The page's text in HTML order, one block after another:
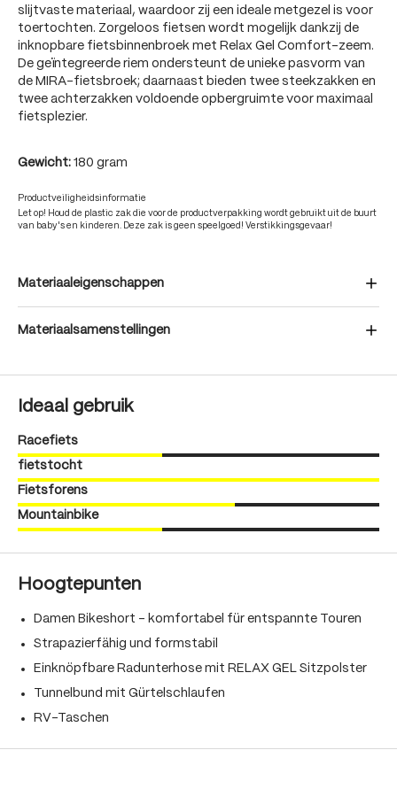
slijtvaste materiaal, waardoor zij een ideale metgezel is voor
toertochten. Zorgeloos fietsen wordt mogelijk dankzij de
inknopbare fietsbinnenbroek met Relax Gel Comfort-zeem.
De geïntegreerde riem ondersteunt de unieke pasvorm van
de MIRA-fietsbroek; daarnaast bieden twee steekzakken en
twee achterzakken voldoende opbergruimte voor maximaal
fietsplezier.
Gewicht: 180 gram
Productveiligheidsinformatie
Let op! Houd de plastic zak die voor de productverpakking wordt gebruikt uit de buurt
van baby's en kinderen. Deze zak is geen speelgoed! Verstikkingsgevaar!
Materiaaleigenschappen
Materiaalsamenstellingen
Ideaal gebruik
Racefiets
fietstocht
Fietsforens
Mountainbike
Hoogtepunten
Damen Bikeshort – komfortabel für entspannte Touren
Strapazierfähig und formstabil
Einknöpfbare Radunterhose mit RELAX GEL Sitzpolster
Tunnelbund mit Gürtelschlaufen
RV-Taschen